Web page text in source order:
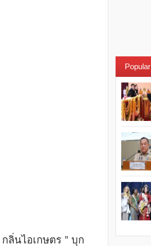
ลิ่นไอเกษตร ” บุก
Popular